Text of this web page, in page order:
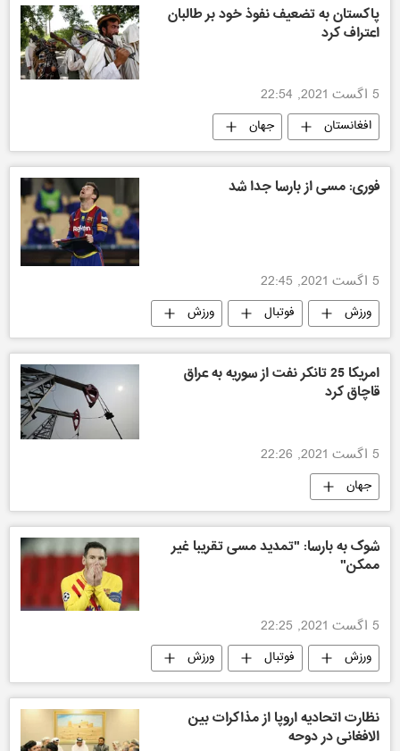
پاکستان به تضعیف نفوذ خود بر طالبان
اعتراف کرد
5 اگست 2021, 22:54
افغانستان جهان
فوری: مسی از بارسا جدا شد
5 اگست 2021, 22:45
ورزش فوتبال
ورزش
افغانستان
امریکا 25 تانکر نفت از سوریه به عراق
قاچاق کرد
5 اگست 2021, 22:26
جهان
شوک به بارسا: "تمدید مسی تقریبا غیر
ممکن"
5 اگست 2021, 22:25
ورزش فوتبال ورزش
نظارت اتحادیه اروپا از مذاکرات بین
الافغانی در دوحه